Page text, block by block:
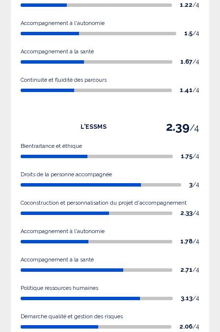
1.22/4
Accompagnement à l'autonomie
1.5/4
Accompagnement à la santé
1.67/4
Continuité et fluidité des parcours
1.41/4
L'ESSMS 2.39/4
Bientraitance et éthique
1.75/4
Droits de la personne accompagnée
3/4
Coconstruction et personnalisation du projet d'accompagnement
2.33/4
Accompagnement à l'autonomie
1.78/4
Accompagnement à la santé
2.71/4
Politique ressources humaines
3.13/4
Démarche qualité et gestion des risques
2.06/4